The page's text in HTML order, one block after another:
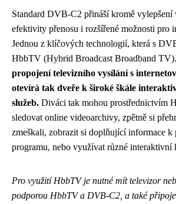
Standard DVB-C2 přináší kromě vylepšení
efektivity přenosu i rozšířené možnosti pro
Jednou z klíčových technologií, která s
HbbTV (Hybrid Broadcast Broadband TV).
propojení televizního vysílání s
otevírá tak dveře k široké škále
služeb. Diváci tak mohou prostřednictvím
sledovat online videoarchivy, zpětně si
zmeškali, zobrazit si doplňující informace k
programu, nebo využívat různé interaktivní
Pro využití HbbTV je nutné mít televizor
podporou HbbTV a DVB-C2, a také